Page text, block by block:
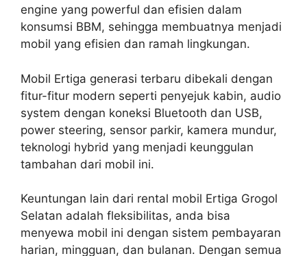
engine yang powerful dan efisien dalam
konsumsi BBM, sehingga membuatnya menjadi
mobil yang efisien dan ramah lingkungan.
Mobil Ertiga generasi terbaru dibekali dengan
fitur-fitur modern seperti penyejuk kabin, audio
system dengan koneksi Bluetooth dan USB,
power steering, sensor parkir, kamera mundur,
teknologi hybrid yang menjadi keunggulan
tambahan dari mobil ini.
Keuntungan lain dari rental mobil Ertiga Grogol
Selatan adalah fleksibilitas, anda bisa
menyewa mobil ini dengan sistem pembayaran
harian, mingguan, dan bulanan. Dengan semua